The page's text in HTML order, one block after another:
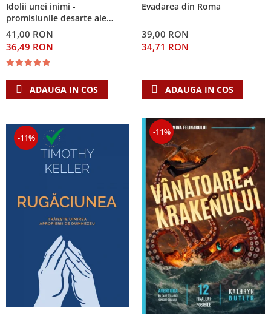
Idolii unei inimi -
promisiunile desarte ale
banilor, sexului si puterii si
Singura Nadejde care
conteaza
41,00 RON
36,49 RON
ADAUGA IN COS
Evadarea din Roma
39,00 RON
34,71 RON
ADAUGA IN COS
-11%
-11%